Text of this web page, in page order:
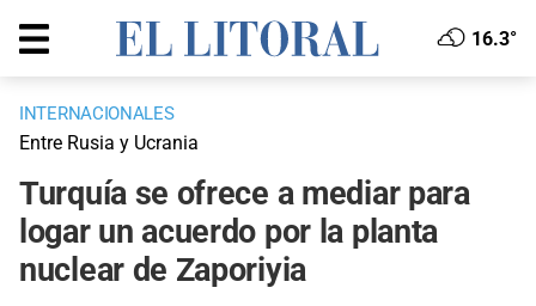
16.3°
INTERNACIONALES
Entre Rusia y Ucrania
Turquía se ofrece a mediar para
logar un acuerdo por la planta
nuclear de Zaporiyia